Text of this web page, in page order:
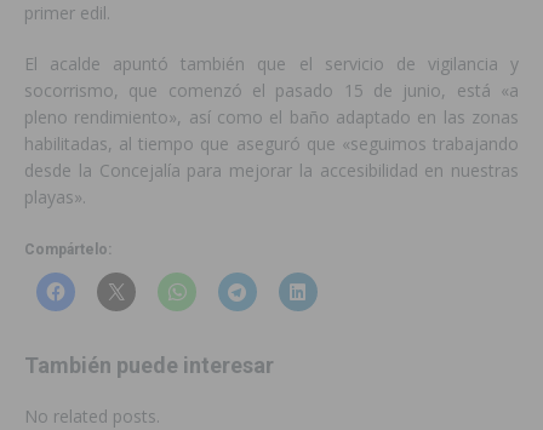
primer edil.
El acalde apuntó también que el servicio de vigilancia y
socorrismo, que comenzó el pasado 15 de junio, está «a
pleno rendimiento», así como el baño adaptado en las zonas
habilitadas, al tiempo que aseguró que «seguimos trabajando
desde la Concejalía para mejorar la accesibilidad en nuestras
playas».
Compártelo:
También puede interesar
No related posts.